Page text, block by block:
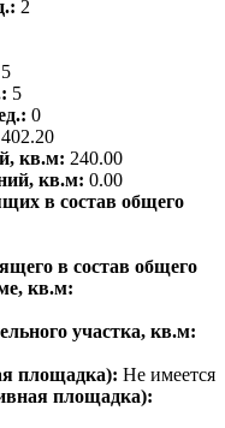
2
5
5
0
402.20
кв.м: 240.00
кв.м: 0.00
в состав общего
в состав общего
кв.м:
участка, кв.м:
площадка): Не имеется
площадка):